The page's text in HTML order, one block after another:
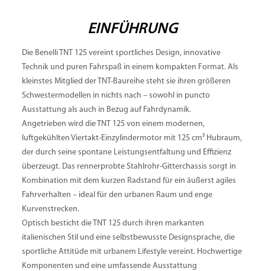
EINFÜHRUNG
Die Benelli TNT 125 vereint sportliches Design, innovative
Technik und puren Fahrspaß in einem kompakten Format. Als
kleinstes Mitglied der TNT-Baureihe steht sie ihren größeren
Schwestermodellen in nichts nach – sowohl in puncto
Ausstattung als auch in Bezug auf Fahrdynamik.
Angetrieben wird die TNT 125 von einem modernen,
luftgekühlten Viertakt-Einzylindermotor mit 125 cm³ Hubraum,
der durch seine spontane Leistungsentfaltung und Effizienz
überzeugt. Das rennerprobte Stahlrohr-Gitterchassis sorgt in
Kombination mit dem kurzen Radstand für ein äußerst agiles
Fahrverhalten – ideal für den urbanen Raum und enge
Kurvenstrecken.
Optisch besticht die TNT 125 durch ihren markanten
italienischen Stil und eine selbstbewusste Designsprache, die
sportliche Attitüde mit urbanem Lifestyle vereint. Hochwertige
Komponenten und eine umfassende Ausstattung